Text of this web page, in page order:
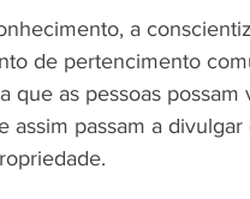
a
de pertencimento
que as pessoas
assim passam a